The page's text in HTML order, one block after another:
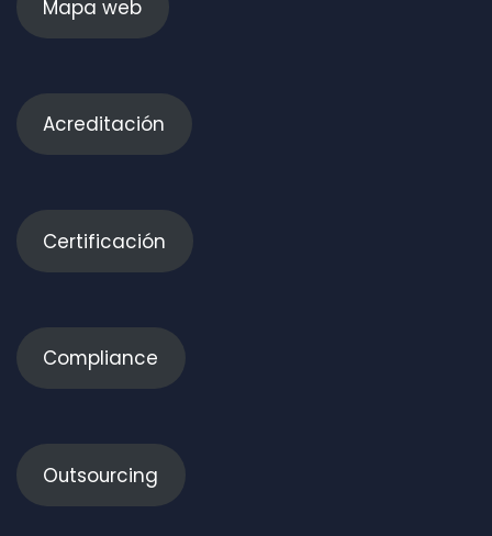
Mapa web
Acreditación
Certificación
Compliance
Outsourcing